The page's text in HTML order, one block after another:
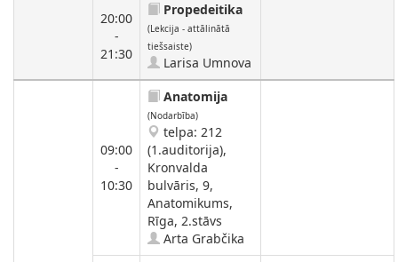
20:00
-
21:30
Propedeitika
(Lekcija - attālinātā
tiešsaiste)
Larisa Umnova
09:00
-
10:30
Anatomija
(Nodarbība)
telpa: 212
(1.auditorija),
Kronvalda
bulvāris, 9,
Anatomikums,
Rīga, 2.stāvs
Arta Grabčika